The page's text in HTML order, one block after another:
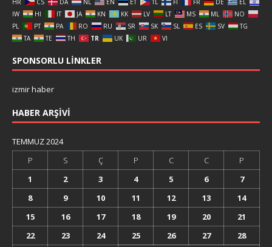
HR
CS DA NL EN ET TL FI FR DE
EL
IW
HI IT JA KN KK LV LT MS ML
NO
PL
PT PA RO RU SR SK SL ES SV
TG
TA
TE TH TR UK UR VI
SPONSORLU LINKLER
izmir haber
HABER ARŞIVI
TEMMUZ 2024
P
S Ç P C C
P
1
2 3 4 5 6
7
8
9 10 11 12 13
14
15
16 17 18 19 20
21
22
23 24 25 26 27 28